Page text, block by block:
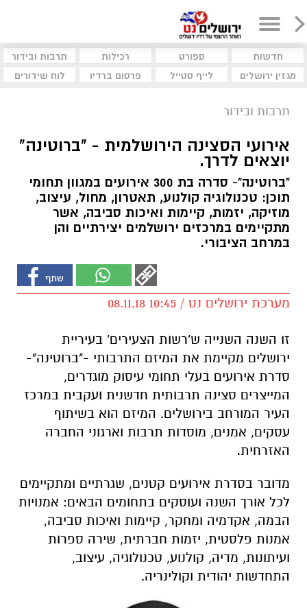
חדשות ספורט רכילות
תרבות ובידור
מגזין ירושלים
לייף סטייל פרסום ברדיו לוח שידורים
תרבות ובידור
אירועי הסצינה הירושלמית - "ברוטינה"
יוצאים לדרך.
"ברוטינה"- סדרה בת 300 אירועים במגוון תחומי
תוכן: טכנולוגיה קולנוע, תאטרון, מחול, עיצוב,
מוזיקה, יזמות, קיימות ואיכות סביבה, אשר
מתקיימים במרכזים ירושלמים יצירתיים והן
במרחב הציבורי.
מערכת ירושלים נט / 10:45 08.11.18
זו השנה השנייה ש'רשות הצעירים' בעיריית
ירושלים מקיימת את המיזם התרבותי -"ברוטינה"-
סדרת אירועים בעלי תחומי עיסוק מוגדרים,
המייצרים סצינה תרבותית חדשנית ועקבית במרכז
העיר המורחב בירושלים. המיזם הוא בשיתוף
עסקים, אמנים, מוסדות תרבות וארגוני החברה
האזרחית.
מדובר בסדרת אירועים קטנים, שגרתיים ומתקיימים
לכל אורך השנה ועוסקים בתחומים הבאים: אמנויות
הבמה, אקדמיה ומחקר, קיימות ואיכות סביבה,
אמנות פלסטית, יזמות חברתית, שירה ספרות
ועיתונות, מדיה, קולנוע, טכנולוגיה, עיצוב,
התחדשות יהודית וקולינריה.